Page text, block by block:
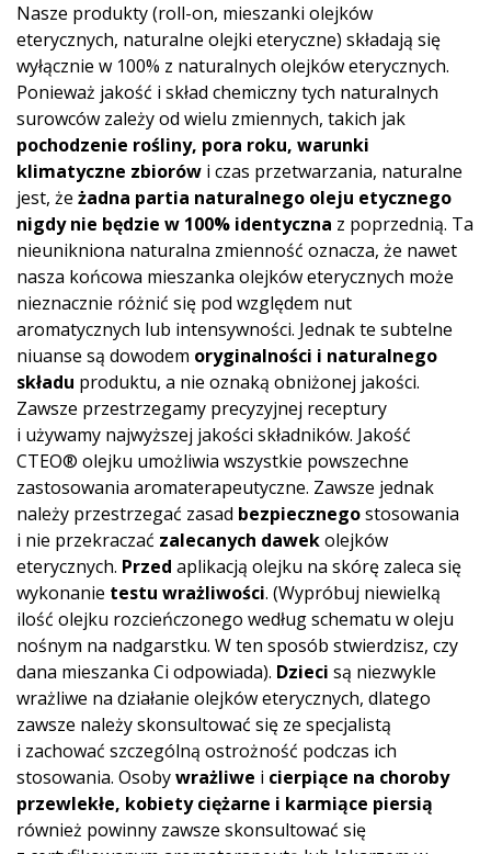
Nasze produkty (roll-on, mieszanki olejków
eterycznych, naturalne olejki eteryczne) składają się
wyłącznie w 100% z naturalnych olejków eterycznych.
Ponieważ jakość i skład chemiczny tych naturalnych
surowców zależy od wielu zmiennych, takich jak
pochodzenie rośliny, pora roku, warunki
klimatyczne zbiorów i czas przetwarzania, naturalne
jest, że żadna partia naturalnego oleju etycznego
nigdy nie będzie w 100% identyczna z poprzednią. Ta
nieunikniona naturalna zmienność oznacza, że nawet
nasza końcowa mieszanka olejków eterycznych może
nieznacznie różnić się pod względem nut
aromatycznych lub intensywności. Jednak te subtelne
niuanse są dowodem oryginalności i naturalnego
składu produktu, a nie oznaką obniżonej jakości.
Zawsze przestrzegamy precyzyjnej receptury
i używamy najwyższej jakości składników. Jakość
CTEO® olejku umożliwia wszystkie powszechne
zastosowania aromaterapeutyczne. Zawsze jednak
należy przestrzegać zasad bezpiecznegostosowania
i nie przekraczać zalecanych dawekolejków
eterycznych. Przed aplikacją olejku na skórę zaleca się
wykonanie testu wrażliwości. (Wypróbuj niewielką
ilość olejku rozcieńczonego według schematu w oleju
nośnym na nadgarstku. W ten sposób stwierdzisz, czy
dana mieszanka Ci odpowiada). Dzieci są niezwykle
wrażliwe na działanie olejków eterycznych, dlatego
zawsze należy skonsultować się ze specjalistą
i zachować szczególną ostrożność podczas ich
stosowania. Osobywrażliwe i cierpiące na choroby
przewlekłe, kobiety ciężarne i karmiące piersią
również powinny zawsze skonsultować się